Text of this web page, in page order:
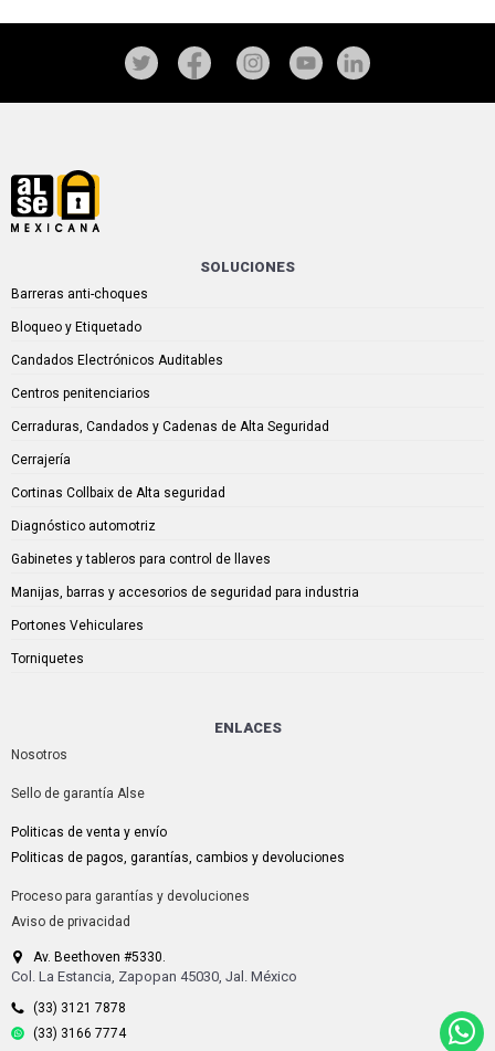
SOLUCIONES
Barreras anti-choques
Bloqueo y Etiquetado
Candados Electrónicos Auditables
Centros penitenciarios
Cerraduras, Candados y Cadenas de Alta Seguridad
Cerrajería
Cortinas Collbaix de Alta seguridad
Diagnóstico automotriz
Gabinetes y tableros para control de llaves
Manijas, barras y accesorios de seguridad para industria
Portones Vehiculares
Torniquetes
ENLACES
Nosotros
Sello de garantía Alse
Politicas de venta y envío
Politicas de pagos, garantías, cambios y devoluciones
Proceso para garantías y devoluciones
Aviso de privacidad
Av. Beethoven #5330.
Col. La Estancia, Zapopan 45030, Jal. México
(33) 3121 7878
(33) 3166 7774